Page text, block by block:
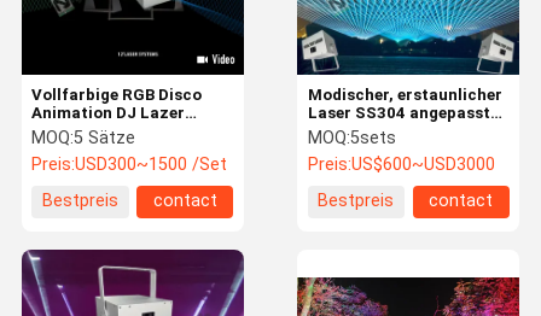
Vollfarbige RGB Disco
Animation DJ Lazer
Laserlichter für den
Nachtclub
MOQ:5 Sätze
Preis:USD300~1500 /Set
Bestpreis
contact
Modischer, erstaunlicher
Laser SS304 angepasst
für Umgebungen
zwischen 10 und 35 °C
MOQ:5sets
Preis:US$600~USD3000
Bestpreis
contact